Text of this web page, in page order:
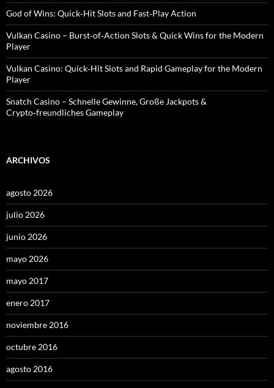
God of Wins: Quick‑Hit Slots and Fast‑Play Action
Vulkan Casino – Burst‑of‑Action Slots & Quick Wins for the Modern
Player
Vulkan Casino: Quick‑Hit Slots and Rapid Gameplay for the Modern
Player
Snatch Casino – Schnelle Gewinne, Große Jackpots &
Crypto‑freundliches Gameplay
ARCHIVOS
agosto 2026
julio 2026
junio 2026
mayo 2026
mayo 2017
enero 2017
noviembre 2016
octubre 2016
agosto 2016